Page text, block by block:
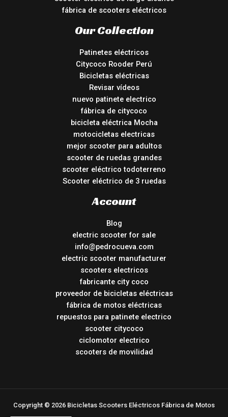
fábrica de scooters eléctricos
Our Collection
Patinetes eléctricos
Citycoco Rooder Perú
Bicicletas eléctricas
Revisar vídeos
nuevo patinete electrico
fábrica de citycoco
bicicleta eléctrica Mocha
motocicletas electricas
mejor scooter para adultos
scooter de ruedas grandes
scooter eléctrico todoterreno
Scooter eléctrico de 3 ruedas
Account
Blog
electric scooter for sale
info@pedrocueva.com
electric scooter manufacturer
scooters electricos
fabricante city coco
proveedor de bicicletas eléctricas
fábrica de motos eléctricas
repuestos para patinete electrico
scooter citycoco
ciclomotor electrico
scooters de movilidad
Copyright © 2026 Bicicletas Scooters Eléctricos Fábrica de Motos